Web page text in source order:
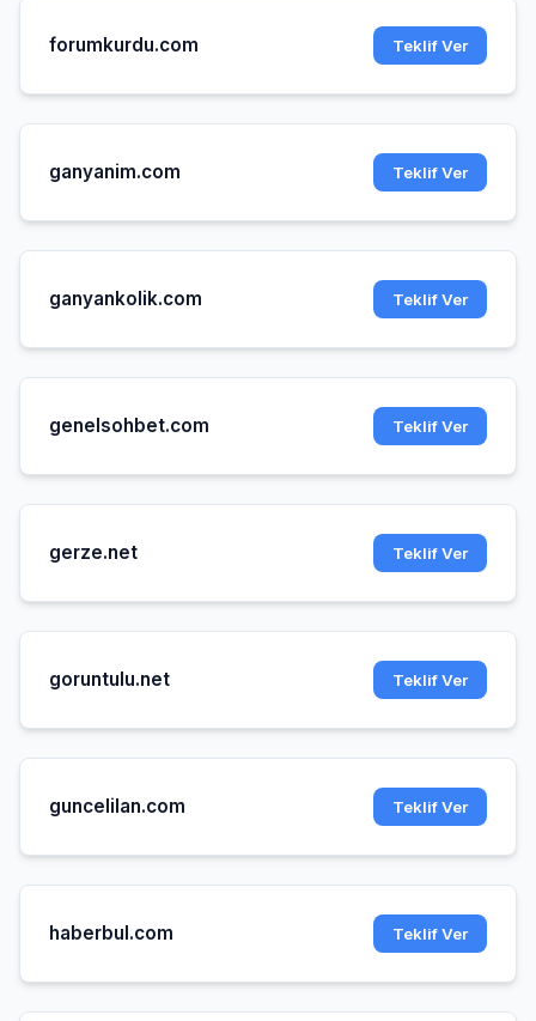
forumkurdu.com Teklif Ver
ganyanim.com Teklif Ver
ganyankolik.com Teklif Ver
genelsohbet.com Teklif Ver
gerze.net Teklif Ver
goruntulu.net Teklif Ver
guncelilan.com Teklif Ver
haberbul.com Teklif Ver